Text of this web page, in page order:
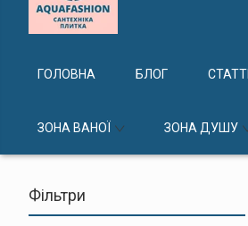
ГОЛОВНА БЛОГ СТАТТІ
ЗОНА ВАНОЇ ЗОНА ДУШУ
Фільтри